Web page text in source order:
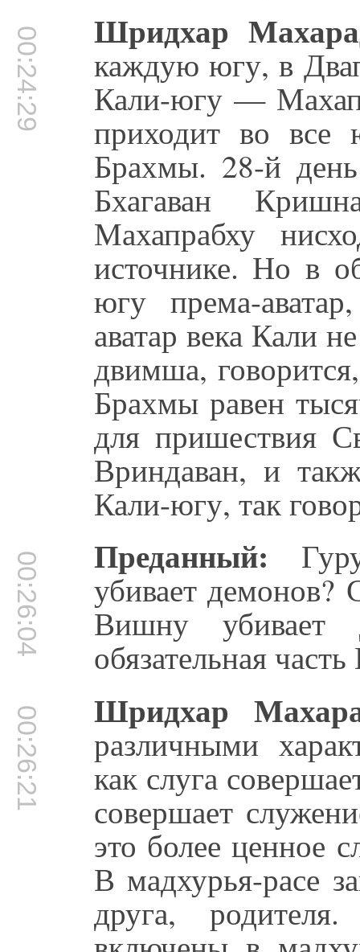
00:24:29 Шридхар
каждую югу, в
Кали-югу —
приходит во
Брахмы. 28-й
Бхагаван
Махапрабху
источнике. Но в
югу према-
аватар века Кали
двимша,
Брахмы равен
для пришествия
Вриндаван, и
Кали-югу, так
00:26:04 Преданный:
убивает
Вишну
обязательная
00:26:21 Шридхар
различными
как слуга
совершает
это более ценное
В мадхурья-расе
друга,